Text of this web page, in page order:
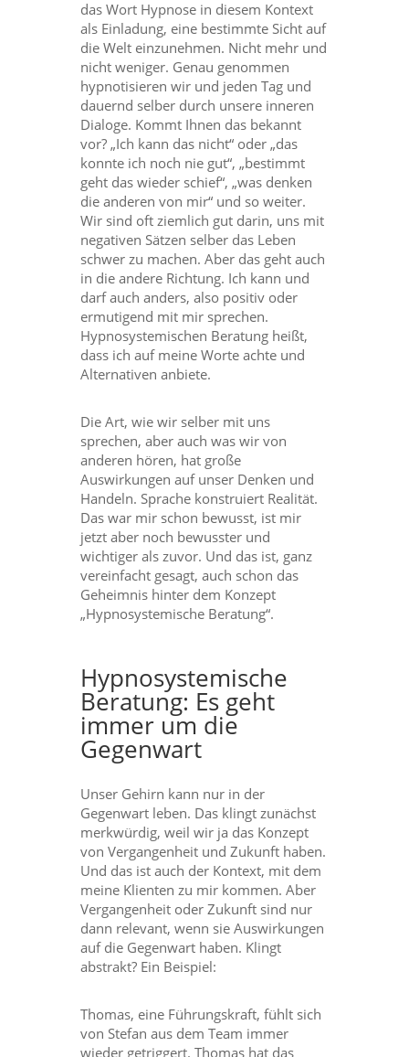
das Wort Hypnose in diesem Kontext
als Einladung, eine bestimmte Sicht auf
die Welt einzunehmen. Nicht mehr und
nicht weniger. Genau genommen
hypnotisieren wir und jeden Tag und
dauernd selber durch unsere inneren
Dialoge. Kommt Ihnen das bekannt
vor? „Ich kann das nicht“ oder „das
konnte ich noch nie gut“, „bestimmt
geht das wieder schief“, „was denken
die anderen von mir“ und so weiter.
Wir sind oft ziemlich gut darin, uns mit
negativen Sätzen selber das Leben
schwer zu machen. Aber das geht auch
in die andere Richtung. Ich kann und
darf auch anders, also positiv oder
ermutigend mit mir sprechen.
Hypnosystemischen Beratung heißt,
dass ich auf meine Worte achte und
Alternativen anbiete.
Die Art, wie wir selber mit uns
sprechen, aber auch was wir von
anderen hören, hat große
Auswirkungen auf unser Denken und
Handeln. Sprache konstruiert Realität.
Das war mir schon bewusst, ist mir
jetzt aber noch bewusster und
wichtiger als zuvor. Und das ist, ganz
vereinfacht gesagt, auch schon das
Geheimnis hinter dem Konzept
„Hypnosystemische Beratung“.
Hypnosystemische
Beratung: Es geht
immer um die
Gegenwart
Unser Gehirn kann nur in der
Gegenwart leben. Das klingt zunächst
merkwürdig, weil wir ja das Konzept
von Vergangenheit und Zukunft haben.
Und das ist auch der Kontext, mit dem
meine Klienten zu mir kommen. Aber
Vergangenheit oder Zukunft sind nur
dann relevant, wenn sie Auswirkungen
auf die Gegenwart haben. Klingt
abstrakt? Ein Beispiel:
Thomas, eine Führungskraft, fühlt sich
von Stefan aus dem Team immer
wieder getriggert. Thomas hat das